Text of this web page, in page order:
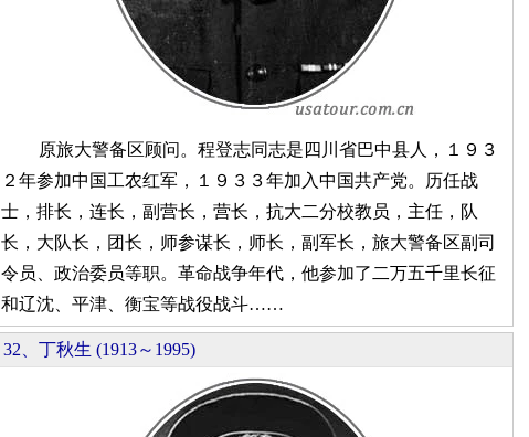
原旅大警备区顾问。程登志同志是四川省巴中县人，１９３
２年参加中国工农红军，１９３３年加入中国共产党。历任战
士，排长，连长，副营长，营长，抗大二分校教员，主任，队
长，大队长，团长，师参谋长，师长，副军长，旅大警备区副司
令员、政治委员等职。革命战争年代，他参加了二万五千里长征
和辽沈、平津、衡宝等战役战斗……
32、丁秋生 (1913～1995)